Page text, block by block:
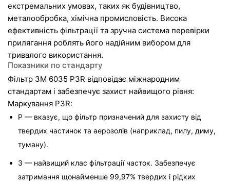
екстремальних умовах, таких як будівництво,
металообробка, хімічна промисловість. Висока
ефективність фільтрації та зручна система перевірки
прилягання роблять його надійним вибором для
тривалого використання.
Показники по стандарту
Фільтр 3M 6035 P3R відповідає міжнародним
стандартам і забезпечує захист найвищого рівня:
Маркування P3R:
P — вказує, що фільтр призначений для захисту від
твердих частинок та аерозолів (наприклад, пилу, диму,
туману).
3 — найвищий клас фільтрації часток. Забезпечує
затримання щонайменше 99,97% твердих і рідких